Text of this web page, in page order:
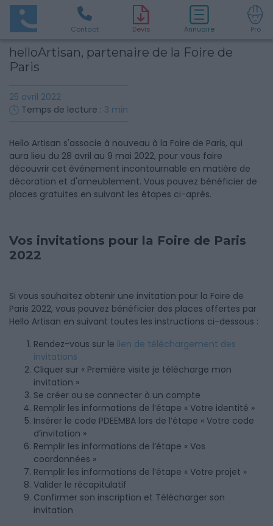
Contact Devis Annuaire Pro
helloArtisan, partenaire de la Foire de
Paris
25 avril 2022
Temps de lecture : 3 min
Hello Artisan s'associe à nouveau à la Foire de Paris, qui
aura lieu du 28 avril au 9 mai 2022, pour vous faire
découvrir cet événement incontournable en matière de
décoration et d'ameublement. Vous pouvez bénéficier de
places gratuites en suivant les étapes ci-après.
Vos invitations pour la Foire de Paris
2022
Si vous souhaitez obtenir une invitation pour la Foire de
Paris 2022, vous pouvez bénéficier des places offertes par
Hello Artisan en suivant toutes les instructions ci-dessous :
Rendez-vous sur le lien de téléchargement des
invitations
Cliquer sur « Première visite je télécharge mon
invitation »
Se créer ou se connecter à un compte
Remplir les informations de l’étape « Votre identité »
Insérer le code PDEEMBA lors de l’étape « Votre code
d’invitation »
Remplir les informations de l’étape « Vos
coordonnées »
Remplir les informations de l’étape « Votre projet »
Valider le récapitulatif
Confirmer son inscription et Télécharger son
invitation